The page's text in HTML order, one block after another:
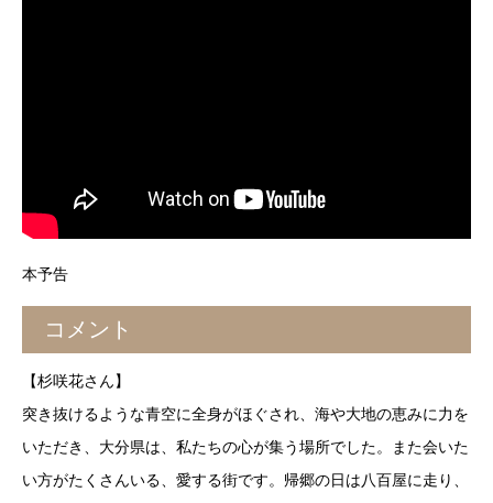
本予告
コメント
【杉咲花さん】
突き抜けるような青空に全身がほぐされ、海や大地の恵みに力を
いただき、大分県は、私たちの心が集う場所でした。また会いた
い方がたくさんいる、愛する街です。帰郷の日は八百屋に走り、